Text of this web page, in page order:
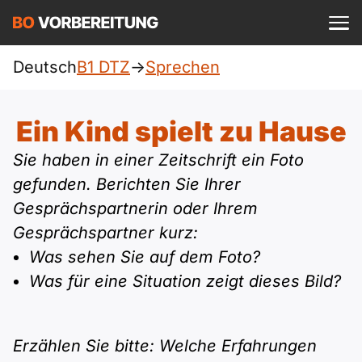
DTZ
Allgemein
Beruf
telc
Goethe
ÖSD
Deutsch
Englisch
Türkisch
Ukrainisch
A1 Allgemein
A1 DTZ
A1 telc
A1 Goethe
A1 ÖIF
A2
A2 Allgemein
A2 DTZ
A2 Goethe
B1
B1 Allgemein
B1 Beruf
B2
B2 Beruf
Webinare
Einloggen ist kostenlos?
DeutschB1 DTZ->Sprechen
Ein Kind spielt zu Hause
Sie haben in einer Zeitschrift ein Foto
gefunden. Berichten Sie Ihrer
Gesprächspartnerin oder Ihrem
Gesprächspartner kurz:
Was sehen Sie auf dem Foto?
Was für eine Situation zeigt dieses Bild?
Erzählen Sie bitte: Welche Erfahrungen